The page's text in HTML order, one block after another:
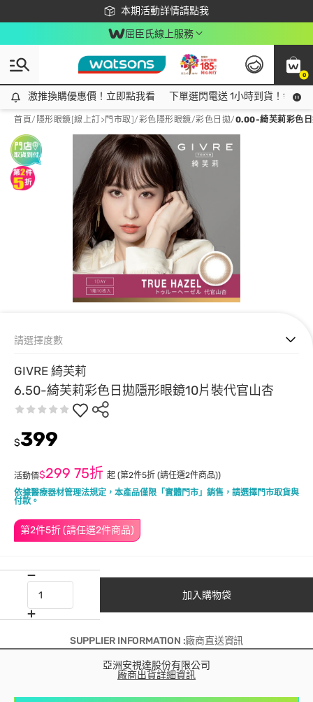
本期活動詳情請點我
下載app最高回饋$350
屈臣氏線上服務
0
激推換購優惠價！立即點我看
激推換購優惠價！立即點我看 下單選閃電送 1小時到貨！領神
首頁/ 隱形眼鏡[線上訂>門市取]/彩色隱形眼鏡/彩色日拋/0.00-綺芙莉彩色
GIVRE 綺芙莉
6.50-綺芙莉彩色日拋隱形眼鏡10片裝代官山杏
依據醫療器材管理法規定，本產品僅限「實體門市」銷售，請選擇門市取貨與
付款。
第2件5折 (請任選2件商品)
$399
活動價$299 75折 起 (第2件5折 (請任選2件商品))
請選擇度數
加入購物袋
SUPPLIER INFORMATION :廠商直送資訊
亞洲安視達股份有限公司
廠商出貨詳細資訊